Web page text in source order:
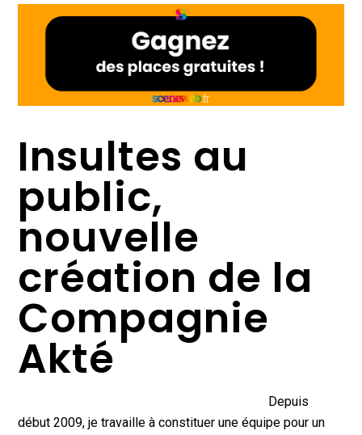
Insultes au
public,
nouvelle
création de la
Compagnie
Akté
Depuis
début 2009, je travaille à constituer une équipe pour un